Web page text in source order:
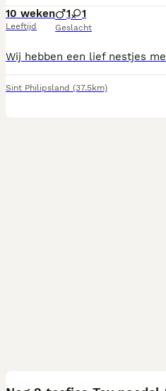
10 weken
Leeftijd
1 1
Geslacht
Sint Philipsland (37.5km)